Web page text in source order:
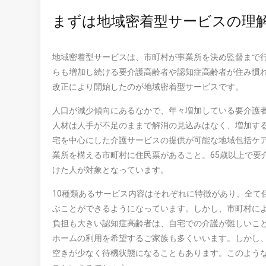
まずは地域密着型サービスの理
地域密着型サービスは、市町村が事業所を決め監督ま
らも増加し続ける要介護高齢者や認知症高齢者が住み
改正により開始したのが地域密着型サービスです。
人口が減少傾向にあるなかで、年々増加している要介
人材は人手が不足のままで解消の見込みはなく、増加
宅を中心にした介護サービスの提供が可能な地域包括
業所を構える市町村に住民票があること。65歳以上で
けた人が対象となっています。
10種類あるサービス内容はそれぞれに特徴があり、全
ぶことができるようになっています。しかし、市町村
負担も大きい認知症高齢者は、自宅での介護が難しい
ホームの利用を希望するご家族も多くいいます。しかし
空きが少なく待機状態になることもあります。このよ